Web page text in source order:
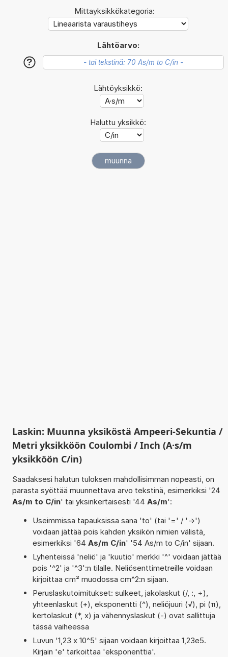
Mittayksikkökategoria:
Lähtöarvo:
?
Lähtöyksikkö:
Haluttu yksikkö:
Laskin: Muunna yksiköstä Ampeeri-Sekuntia /
Metri yksikköön Coulombi / Inch (A·s/m
yksikköön C/in)
Saadaksesi halutun tuloksen mahdollisimman nopeasti, on
parasta syöttää muunnettava arvo tekstinä, esimerkiksi '24
As/m to C/in' tai yksinkertaisesti '44 As/m':
Useimmissa tapauksissa sana 'to' (tai '=' / '->')
voidaan jättää pois kahden yksikön nimien välistä,
esimerkiksi '64 As/m C/in' '54 As/m to C/in' sijaan.
Lyhenteissä 'neliö' ja 'kuutio' merkki '^' voidaan jättää
pois '^2' ja '^3':n tilalle. Neliösenttimetreille voidaan
kirjoittaa cm² muodossa cm^2:n sijaan.
Peruslaskutoimitukset: sulkeet, jakolaskut (/, :, ÷),
yhteenlaskut (+), eksponentti (^), neliöjuuri (√), pi (π),
kertolaskut (*, x) ja vähennyslaskut (-) ovat sallittuja
tässä vaiheessa
Luvun '1,23 x 10^5' sijaan voidaan kirjoittaa 1,23e5.
Kirjain 'e' tarkoittaa 'eksponenttia'.